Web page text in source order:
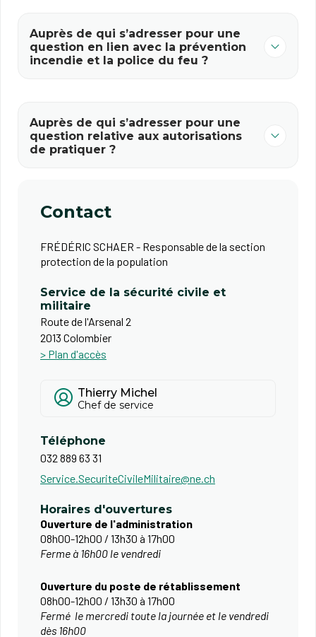
Auprès de qui s’adresser pour une
question en lien avec la prévention
incendie et la police du feu ?
Auprès de qui s’adresser pour une
question relative aux autorisations
de pratiquer ?
Contact
FRÉDÉRIC SCHAER - Responsable de la section
protection de la population
Service de la sécurité civile et
militaire
Route de l'Arsenal 2
2013 Colombier
> Plan d'accès
Thierry Michel
Chef de service
Téléphone
032 889 63 31
Service.SecuriteCivileMilitaire@ne.ch
Horaires d'ouvertures
Ouverture de l'administration
08h00-12h00 / 13h30 à 17h00
Ferme à 16h00 le vendredi
​Ouverture du poste de rétablissement
08h00-12h00 / 13h30 à 17h00
Fermé le mercredi toute la journée et le vendredi
dès 16h00